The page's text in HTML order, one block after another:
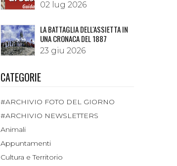
02 lug 2026
LA BATTAGLIA DELL'ASSIETTA IN
UNA CRONACA DEL 1887
23 giu 2026
CATEGORIE
#ARCHIVIO FOTO DEL GIORNO
#ARCHIVIO NEWSLETTERS
Animali
Appuntamenti
Cultura e Territorio